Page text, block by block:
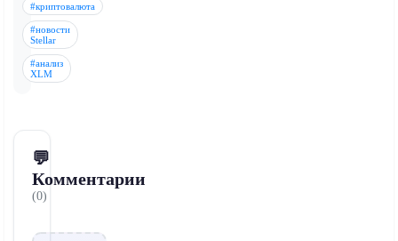
#криптовалюта
#новости
Stellar
#анализ
XLM
💬
Комментарии
(0)